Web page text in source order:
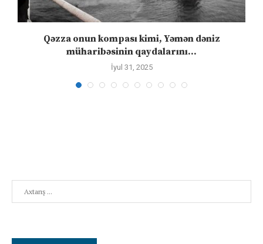
Qəzza onun kompası kimi, Yəmən dəniz
müharibəsinin qaydalarını...
İyul 31, 2025